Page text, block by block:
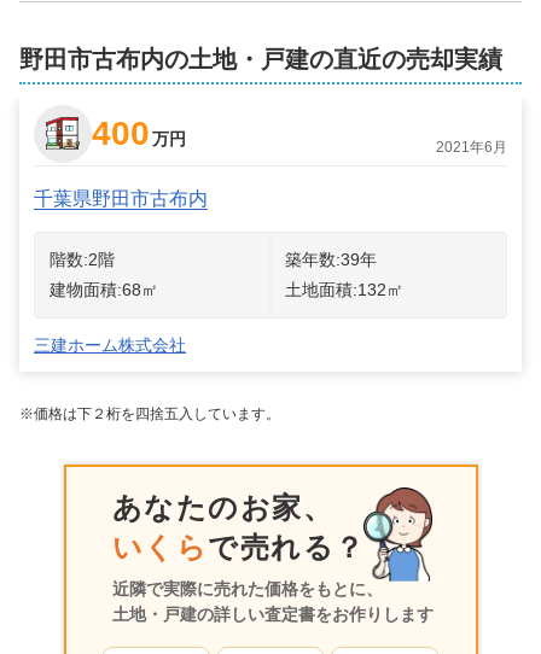
野田市古布内の土地・戸建の直近の売却実績
400万円 2021年6月
千葉県野田市古布内
階数:2階 築年数:39年
建物面積:68㎡ 土地面積:132㎡
三建ホーム株式会社
※価格は下２桁を四捨五入しています。
あなたのお家、
いくらで売れる？
近隣で実際に売れた価格をもとに、
土地・戸建の詳しい査定書をお作りします